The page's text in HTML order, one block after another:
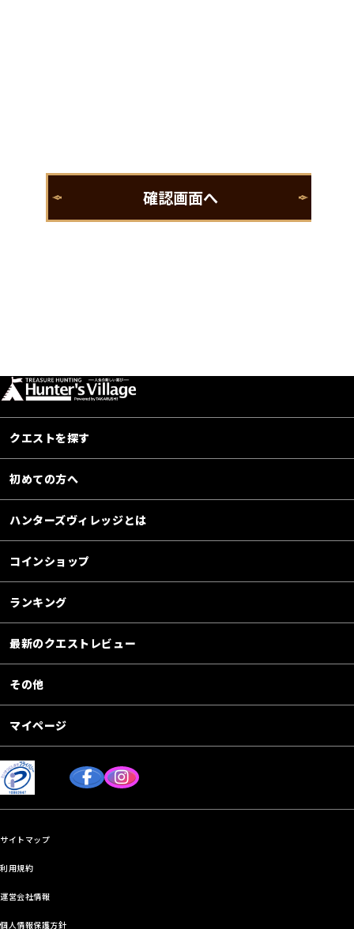
クエストを探す
初めての方へ
ハンターズヴィレッジとは
コインショップ
ランキング
最新のクエストレビュー
その他
マイページ
サイトマップ
利用規約
運営会社情報
個人情報保護方針